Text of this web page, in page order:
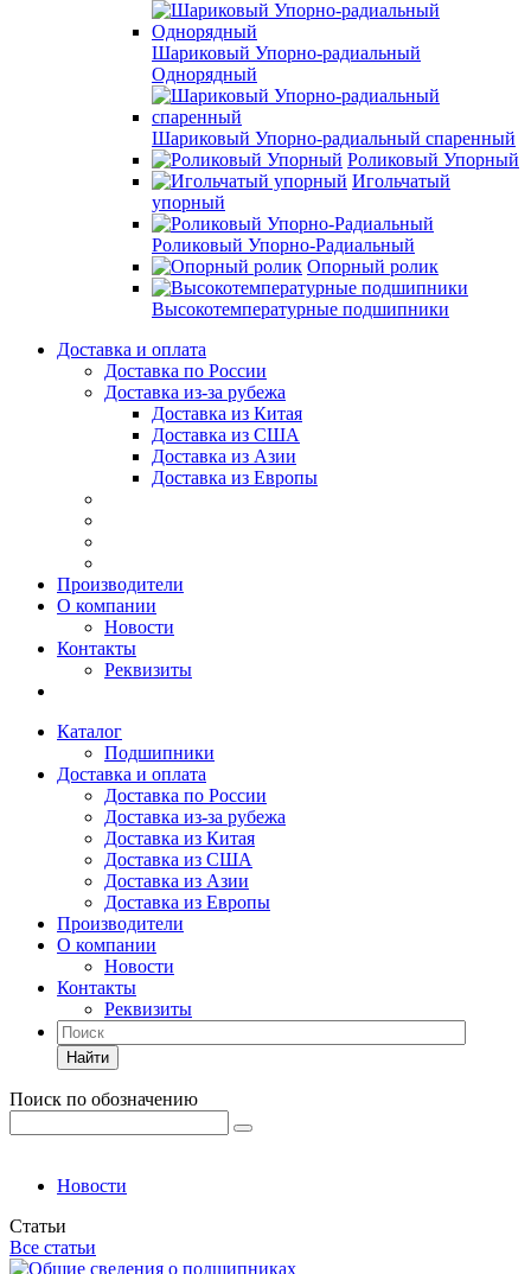
Шариковый Упорно-радиальный
Однорядный
Шариковый Упорно-радиальный спаренный
Роликовый Упорный
Игольчатый
упорный
Роликовый Упорно-Радиальный
Опорный ролик
Высокотемпературные подшипники
Доставка и оплата
Доставка по России
Доставка из-за рубежа
Доставка из Китая
Доставка из США
Доставка из Азии
Доставка из Европы
Производители
О компании
Новости
Контакты
Реквизиты
Каталог
Подшипники
Доставка и оплата
Доставка по России
Доставка из-за рубежа
Доставка из Китая
Доставка из США
Доставка из Азии
Доставка из Европы
Производители
О компании
Новости
Контакты
Реквизиты
Найти
Поиск по обозначению
Новости
Статьи
Все статьи